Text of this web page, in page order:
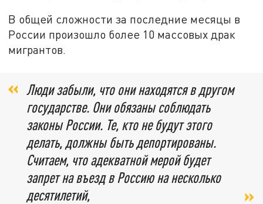
В общей сложности за последние месяцы в
России произошло более 10 массовых драк
мигрантов.
Люди забыли, что они находятся в другом
государстве. Они обязаны соблюдать
законы России. Те, кто не будут этого
делать, должны быть депортированы.
Считаем, что адекватной мерой будет
запрет на въезд в Россию на несколько
десятилетий,